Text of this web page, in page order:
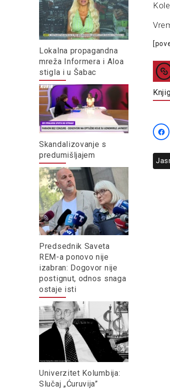
Lokalna propagandna
mreža Informera i Aloa
stigla i u Šabac
Skandalizovanje s
predumišljajem
Predsednik Saveta
REM-a ponovo nije
izabran: Dogovor nije
postignut, odnos snaga
ostaje isti
Univerzitet Kolumbija:
Slučaj „Ćuruvija”